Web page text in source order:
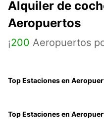
Alquiler de
Aeropuertos
¡200 Aeropuertos
Top Estaciones en
Top Estaciones en